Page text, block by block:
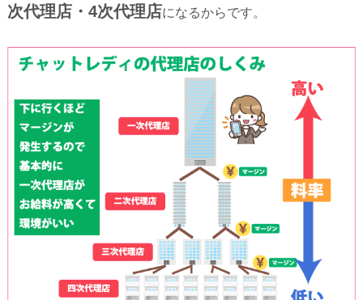
次代理店・4次代理店になるからです。